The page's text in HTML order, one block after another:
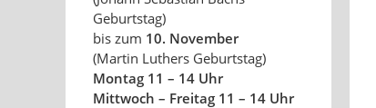
Geburtstag)
bis zum 10. November
(Martin Luthers Geburtstag)
Montag 11 – 14 Uhr
Mittwoch – Freitag 11 – 14 Uhr